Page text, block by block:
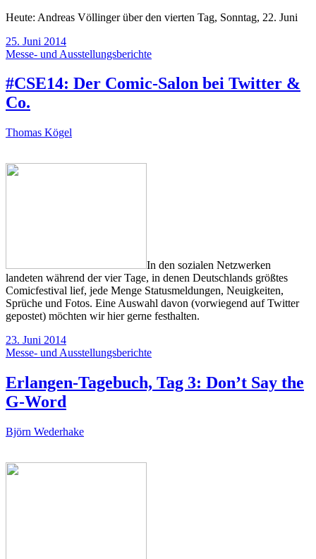
Heute: Andreas Völlinger über den vierten Tag, Sonntag, 22. Juni
25. Juni 2014
Messe- und Ausstellungsberichte
#CSE14: Der Comic-Salon bei Twitter &
Co.
Thomas Kögel
In den sozialen Netzwerken
landeten während der vier Tage, in denen Deutschlands größtes
Comicfestival lief, jede Menge Statusmeldungen, Neuigkeiten,
Sprüche und Fotos. Eine Auswahl davon (vorwiegend auf Twitter
gepostet) möchten wir hier gerne festhalten.
23. Juni 2014
Messe- und Ausstellungsberichte
Erlangen-Tagebuch, Tag 3: Don’t Say the
G-Word
Björn Wederhake